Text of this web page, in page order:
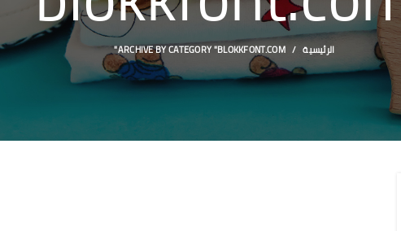
الرئيسية ARCHIVE BY CATEGORY "BLOKKFONT.COM"